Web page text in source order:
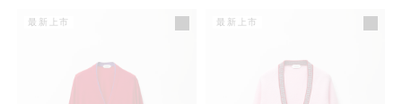
最新上市 最新上市